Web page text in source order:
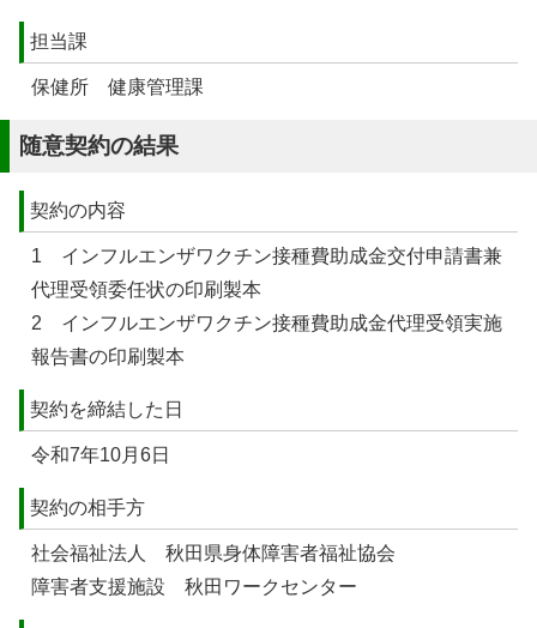
担当課
保健所 健康管理課
随意契約の結果
契約の内容
1 インフルエンザワクチン接種費助成金交付申請書兼
代理受領委任状の印刷製本
2 インフルエンザワクチン接種費助成金代理受領実施
報告書の印刷製本
契約を締結した日
令和7年10月6日
契約の相手方
社会福祉法人 秋田県身体障害者福祉協会
障害者支援施設 秋田ワークセンター